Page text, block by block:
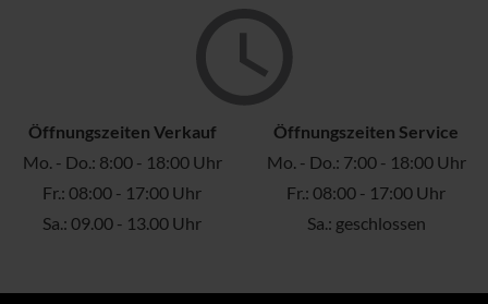
Öffnungszeiten Verkauf
Mo. - Do.: 8:00 - 18:00 Uhr
Fr.: 08:00 - 17:00 Uhr
Sa.: 09.00 - 13.00 Uhr
Öffnungszeiten Service
Mo. - Do.: 7:00 - 18:00 Uhr
Fr.: 08:00 - 17:00 Uhr
Sa.: geschlossen